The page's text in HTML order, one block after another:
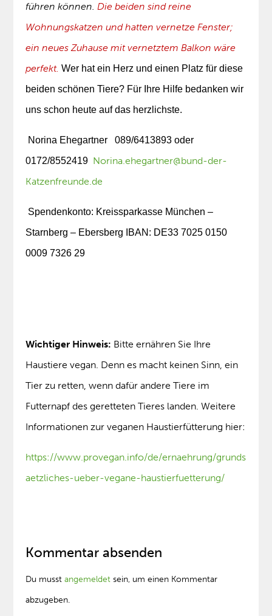
führen können. Die beiden sind reine
Wohnungskatzen und hatten vernetze Fenster;
ein neues Zuhause mit vernetztem Balkon wäre
perfekt. Wer hat ein Herz und einen Platz für diese
beiden schönen Tiere? Für Ihre Hilfe bedanken wir
uns schon heute auf das herzlichste.
Norina Ehegartner 089/6413893 oder
0172/8552419 Norina.ehegartner@bund-der-
Katzenfreunde.de
Spendenkonto: Kreissparkasse München –
Starnberg – Ebersberg
IBAN: DE33 7025 0150
0009 7326 29
Wichtiger Hinweis: Bitte ernähren Sie Ihre
Haustiere vegan. Denn es macht keinen Sinn, ein
Tier zu retten, wenn dafür andere Tiere im
Futternapf des geretteten Tieres landen. Weitere
Informationen zur veganen Haustierfütterung hier:
https://www.provegan.info/de/ernaehrung/grunds
aetzliches-ueber-vegane-haustierfuetterung/
Kommentar absenden
Du musstangemeldet sein, um einen Kommentar
abzugeben.